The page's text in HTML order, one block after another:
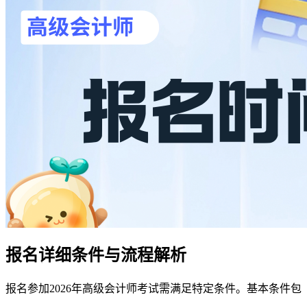
报名详细条件与流程解析
报名参加2026年高级会计师考试需满足特定条件。基本条件包